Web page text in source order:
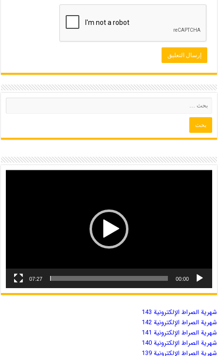
00:00
07:27
شهریة الصراط الإلكترونية 143
شهریة الصراط الإلكترونية 142
شهریة الصراط الإلكترونية 141
شهریة الصراط الإلكترونية 140
شهریة الصراط الإلكترونية 139